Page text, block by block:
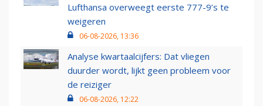
Lufthansa overweegt eerste 777-9’s te
weigeren
06-08-2026, 13:36
Analyse kwartaalcijfers: Dat vliegen
duurder wordt, lijkt geen probleem voor
de reiziger
06-08-2026, 12:22